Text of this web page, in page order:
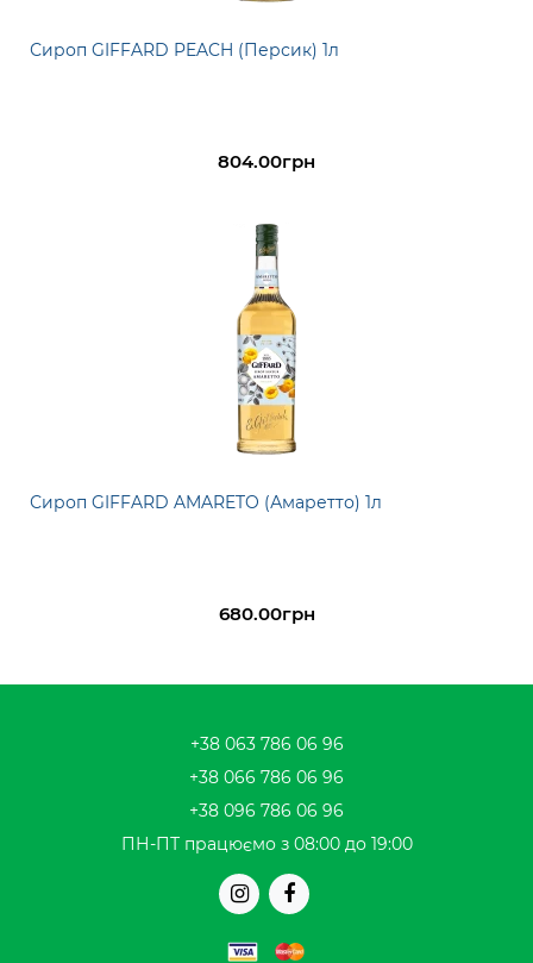
Сироп GIFFARD PEACH (Персик) 1л
804.00грн
Сироп GIFFARD AMARETO (Амаретто) 1л
680.00грн
+38 063 786 06 96
+38 066 786 06 96
+38 096 786 06 96
ПН-ПТ працюємо з 08:00 до 19:00